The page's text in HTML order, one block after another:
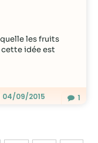
04/09/2015
les fruits
idée est
1